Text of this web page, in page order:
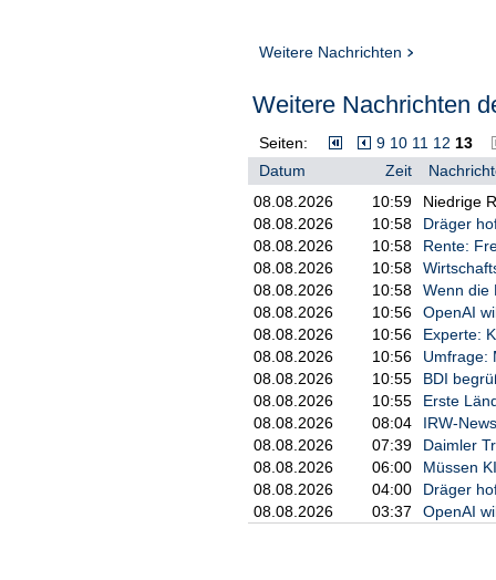
Linke: Aus für abschlagsfreie
Die rentenpolitische Sprecherin
Abschaffung der
Kauf nehmen, würden ihre
Janina Böttger, Linke-
Osten zahlt bis heute den
doppelt so häufig betroffen wie
Ergebnis jahrelanger
Problem./bw/DP/mis
Weitere Nachrichten
Weitere Nachrichten
Seiten: 9 10 11 12 13
Datum
Zeit
08.08.2026
10:59
Niedrige
08.08.2026
10:58
Dräger
08.08.2026
10:58
Rente:
08.08.2026
10:58
08.08.2026
10:58
Wenn die
08.08.2026
10:56
OpenAI
08.08.2026
10:56
Experte:
08.08.2026
10:56
Umfrage:
08.08.2026
10:55
BDI
08.08.2026
10:55
Erste
08.08.2026
08:04
IRW-
08.08.2026
07:39
Daimler
08.08.2026
06:00
Müssen
08.08.2026
04:00
Dräger
08.08.2026
03:37 OpenAI